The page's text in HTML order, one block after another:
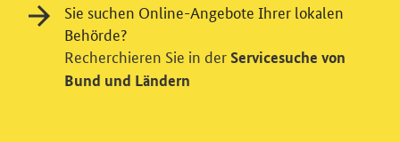
Wir bitten Sie an dieser Stelle um Ihre Einwilligung für
verschiedene Zusatzdienste unserer Webseite: Wir
möchten die Nutzeraktivität mit Hilfe
datenschutzfreundlicher Statistiken verstehen, um
Sie suchen Online-Angebote Ihrer lokalen
Behörde?
Recherchieren Sie in der Servicesuche von
Bund und Ländern